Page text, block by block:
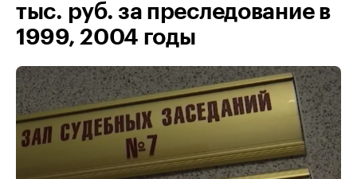
тыс. руб. за преследование в
1999, 2004 годы